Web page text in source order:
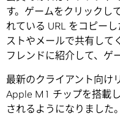
す。ゲームをクリックし
れている URL をコピー
ストやメールで共有して
フレンドに紹介して、ゲ
最新のクライアント向け
Apple M1 チップを搭載
されるようになりました